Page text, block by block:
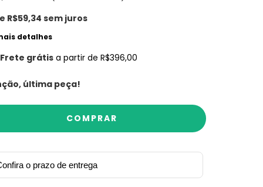
R$59,34 sem juros
detalhes
Frete grátis a partir deR$396,00
última peça!
o prazo de entrega